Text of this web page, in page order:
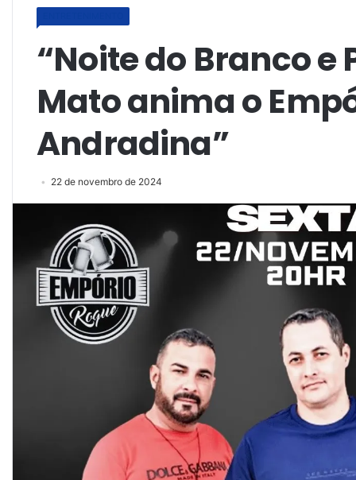
“Noite do Branco e
Mato anima o
Andradina”
22 de novembro de 2024